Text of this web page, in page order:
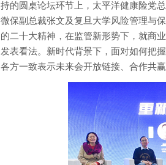
持的圆桌论坛环节上， 太平洋健康险党
微保副总裁张文及复旦大学风险管理与
的二十大精神，在监管新形势下，就商
发表看法。新时代背景下，面对如何把
各方一致表示未来会开放链接、合作共